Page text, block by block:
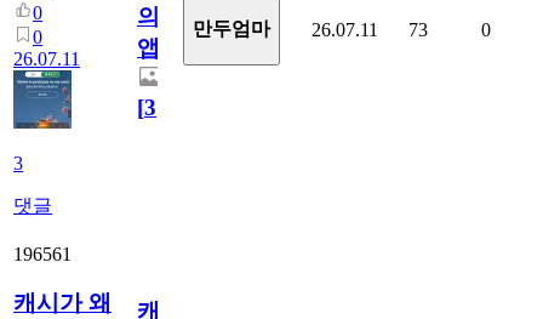
0
0
26.07.11
3
댓글
의
앱.
[3]
만두엄마 26.07.11 73 0
196561
캐시가 왜
캐